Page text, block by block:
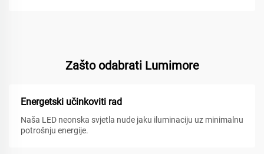
Zašto odabrati Lumimore
Energetski učinkoviti rad
Naša LED neonska svjetla nude jaku iluminaciju uz minimalnu
potrošnju energije.